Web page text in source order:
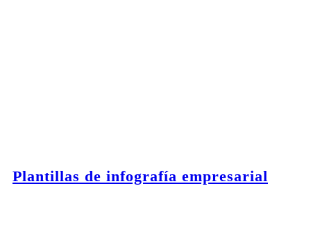
Plantillas de infografía empresarial